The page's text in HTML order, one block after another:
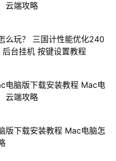
云端攻略
么玩？ 三国计性能优化240
台挂机 按键设置教程
电脑版下载安装教程 Mac电
云端攻略
版下载安装教程 Mac电脑怎